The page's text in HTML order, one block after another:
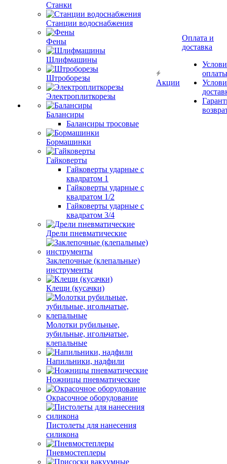
Станки
Станции водоснабжения
Фены
Шлифмашины
Штроборезы
Электроплиткорезы
Балансиры
Балансиры тросовые
Бормашинки
Гайковерты
Гайковерты ударные с
квадратом 1
Гайковерты ударные с
квадратом 1/2
Гайковерты ударные с
квадратом 3/4
Дрели пневматические
Заклепочные (клепальные)
инструменты
Клещи (кусачки)
Молотки рубильные,
зубильные, игольчатые,
клепальные
Напильники, надфили
Ножницы пневматические
Окрасочное оборудование
Пистолеты для нанесения
силикона
Пневмостеплеры
Акции
Оплата и
доставка
оплаты